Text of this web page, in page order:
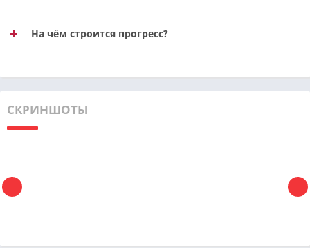
На чём строится прогресс?
СКРИНШОТЫ